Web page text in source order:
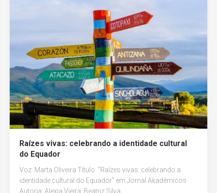
Raízes vivas: celebrando a identidade cultural
do Equador
Voz: Marta Oliveira Título: “Raízes vivas: celebrando a
identidade cultural do Equador” em Jornal Akadémicos
Autoria: Alexia Vieira, Beatriz Silva,...